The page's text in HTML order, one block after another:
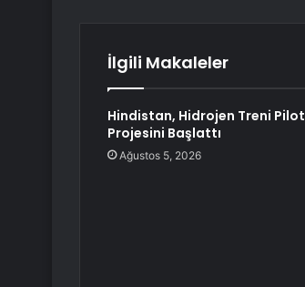
İlgili Makaleler
Hindistan, Hidrojen Treni Pilot
Projesini Başlattı
Ağustos 5, 2026